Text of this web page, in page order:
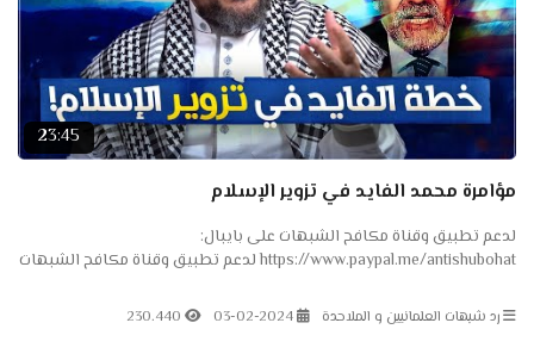
23:45
مؤامرة محمد الفايد في تزوير الإسلام
لدعم تطبيق وقناة مكافح الشبهات على بايبال:
https://www.paypal.me/antishubohat لدعم تطبيق وقناة مكافح الشبهات
فودافون...
رد شبهات العلمانيين و الملاحدة 03-02-2024
230.440